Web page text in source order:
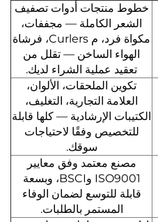
خطوط منتجات أدوات تصفيف
الشعر الكاملة — مجففات،
مكواة فرد، م Curlers، فرشاة
الهواء الساخن — تقلل من
تعقيد عملية الشراء لديك.
تكوين الملحقات، الألوان،
العلامة التجارية، التغليف،
الكتيبات الإرشادية — كلها قابلة
للتخصيص وفقًا لاحتياجات
سوقك.
مصنع معتمد وفق معايير
ISO9001 وBSCI، وبسعة
قابلة للتوسع لضمان الوفاء
المستمر بالطلبات.